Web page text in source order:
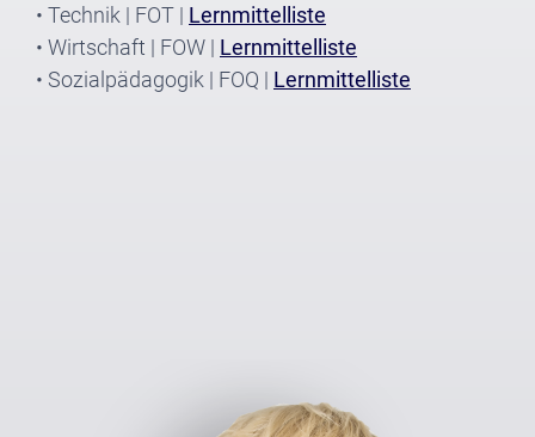
• Technik | FOT | Lernmittelliste
• Wirtschaft | FOW | Lernmittelliste
• Sozialpädagogik | FOQ | Lernmittelliste